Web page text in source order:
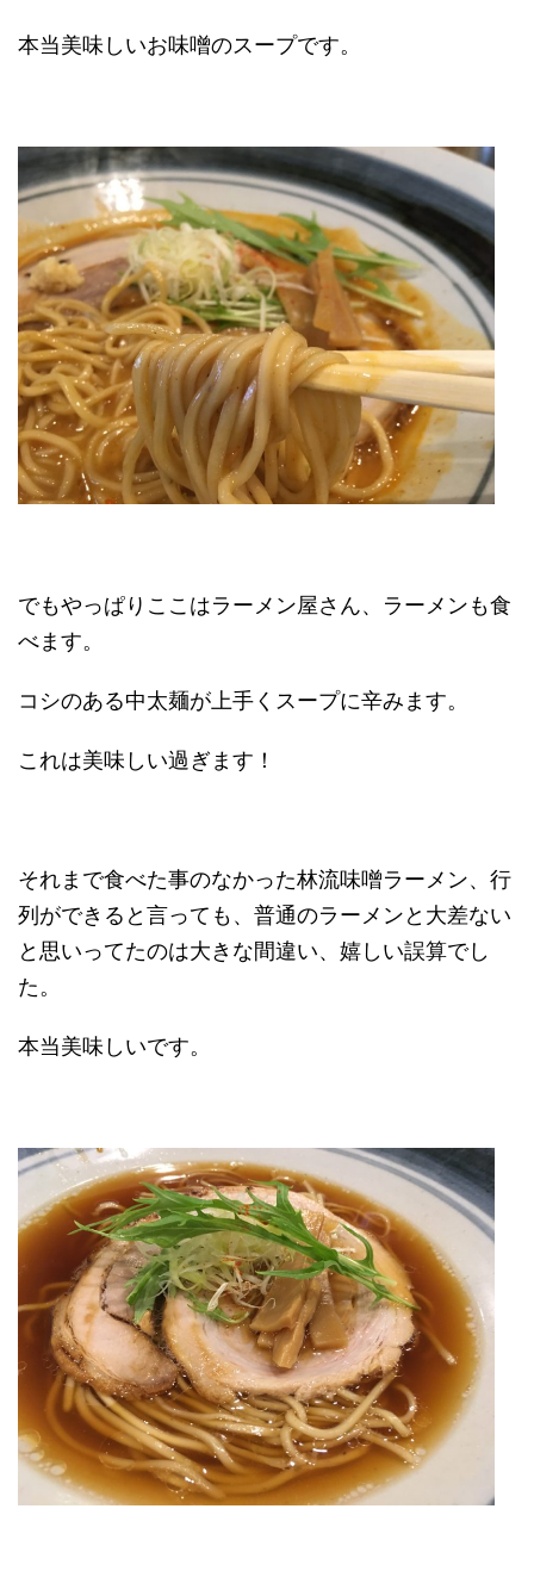
本当美味しいお味噌のスープです。
でもやっぱりここはラーメン屋さん、ラーメンも食
べます。
コシのある中太麺が上手くスープに辛みます。
これは美味しい過ぎます！
それまで食べた事のなかった林流味噌ラーメン、行
列ができると言っても、普通のラーメンと大差ない
と思いってたのは大きな間違い、嬉しい誤算でし
た。
本当美味しいです。